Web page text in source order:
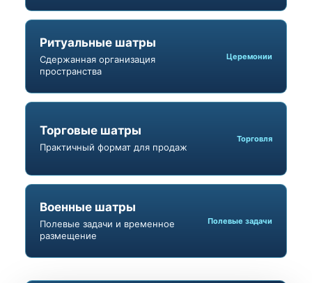
Ритуальные шатры
Сдержанная организация
пространства
Церемонии
Торговые шатры
Практичный формат для продаж
Торговля
Военные шатры
Полевые задачи и временное
размещение
Полевые задачи